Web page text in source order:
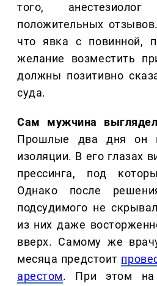
того,
положительных
что явка с повинной,
желание возместить
должны позитивно
суда.
Сам мужчина
Прошлые два дня он
изоляции. В его глазах
прессинга, под
Однако после
подсудимого не
из них даже
вверх. Самому же
месяца предстоит
арестом. При этом на